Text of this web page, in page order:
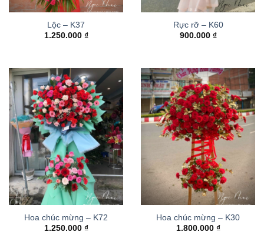
Lộc – K37
1.250.000 ₫
Rực rỡ – K60
900.000 ₫
Hoa chúc mừng – K72
1.250.000 ₫
Hoa chúc mừng – K30
1.800.000 ₫